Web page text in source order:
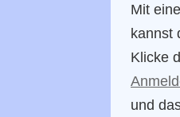
Mit
kannst
Klicke
und